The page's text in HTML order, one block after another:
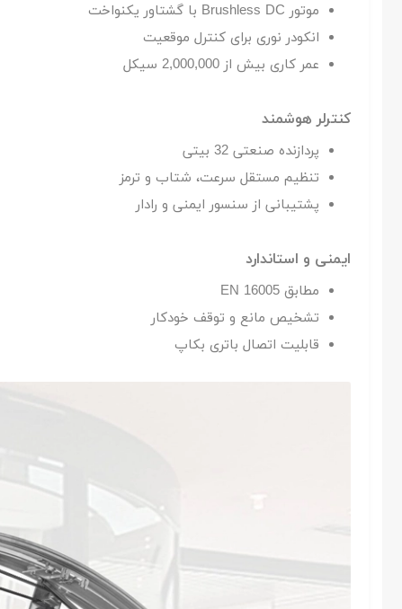
موتور Brushless DC با گشتاور یکنواخت
انکودر نوری برای کنترل موقعیت
عمر کاری بیش از 2,000,000 سیکل
کنترلر هوشمند
پردازنده صنعتی 32 بیتی
تنظیم مستقل سرعت، شتاب و ترمز
پشتیبانی از سنسور ایمنی و رادار
ایمنی و استاندارد
مطابق EN 16005
تشخیص مانع و توقف خودکار
قابلیت اتصال باتری بکاپ